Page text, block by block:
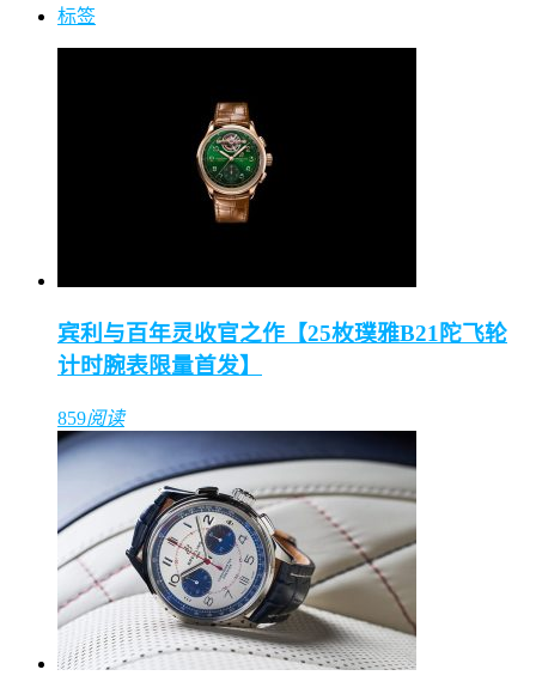
标签
宾利与百年灵收官之作【25枚璞雅B21陀飞轮
计时腕表限量首发】
859阅读